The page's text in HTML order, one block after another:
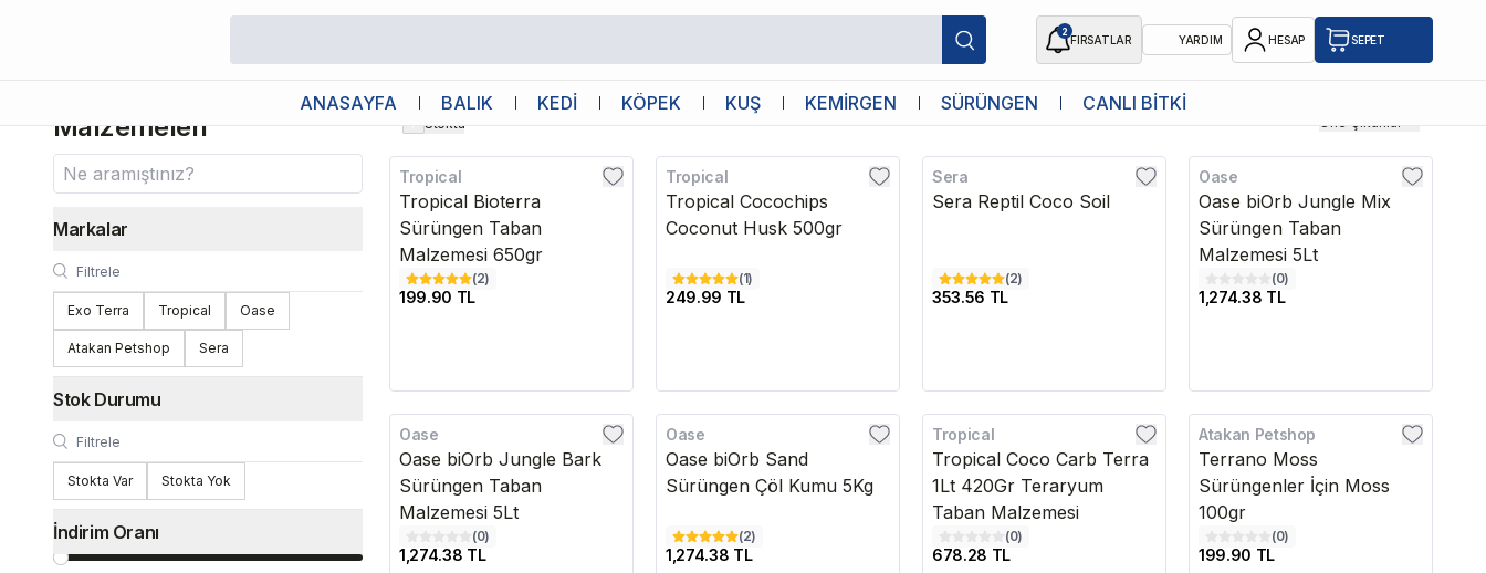
2
FIRSATLAR YARDIM HESAP SEPET
ANASAYFA BALIK KEDİ KÖPEK KUŞ KEMİRGEN SÜRÜNGEN CANLI BİTKİ
Malzemeleri
Markalar
Exo Terra Tropical Oase
Atakan Petshop Sera
Stok Durumu
Stokta Var Stokta Yok
İndirim Oranı
Stokta Öne Çıkanlar
Tropical
Tropical Bioterra
Sürüngen Taban
Malzemesi 650gr
(2)
199.90 TL
Tropical
Tropical Cocochips
Coconut Husk 500gr
(1)
249.99 TL
Sera
Sera Reptil Coco Soil
(2)
353.56 TL
Kargo Bedava
Oase
Oase biOrb Jungle Mix
Sürüngen Taban
Malzemesi 5Lt
(0)
1,274.38 TL
Kargo Bedava
Oase
Oase biOrb Jungle Bark
Sürüngen Taban
Malzemesi 5Lt
(0)
1,274.38 TL
Kargo Bedava
Oase
Oase biOrb Sand
Sürüngen Çöl Kumu 5Kg
(2)
1,274.38 TL
Tropical
Tropical Coco Carb Terra
1Lt 420Gr Teraryum
Taban Malzemesi
(0)
678.28 TL
Atakan Petshop
Terrano Moss
Sürüngenler İçin Moss
100gr
(0)
199.90 TL